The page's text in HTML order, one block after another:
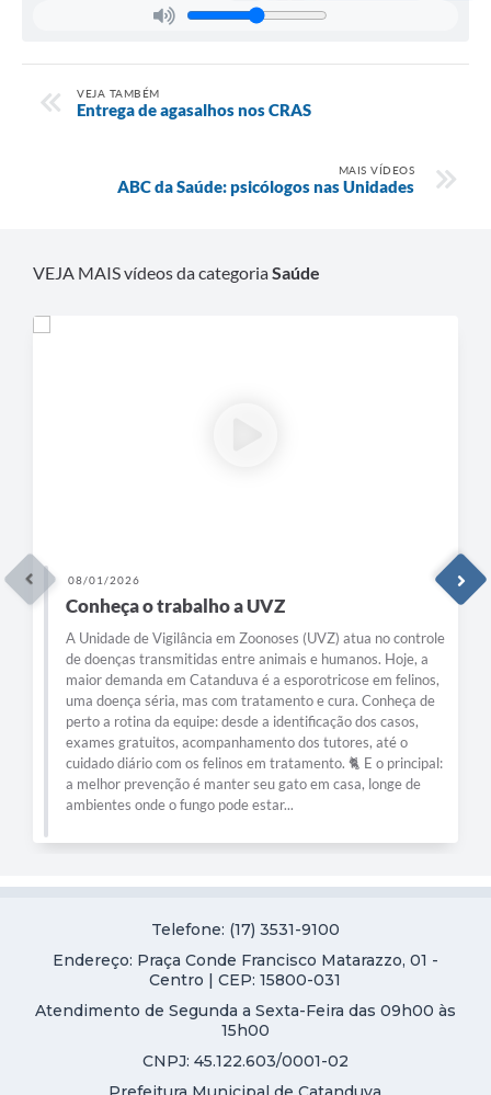
Contato
Editais
VEJA TAMBÉM
Entrega de agasalhos nos CRAS
MAIS VÍDEOS
ABC da Saúde: psicólogos nas Unidades
VEJA MAIS vídeos da categoriaSaúde
08/01/2026
Conheça o trabalho a UVZ
A Unidade de Vigilância em Zoonoses (UVZ) atua no controle
de doenças transmitidas entre animais e humanos. Hoje, a
maior demanda em Catanduva é a esporotricose em felinos,
uma doença séria, mas com tratamento e cura. Conheça de
perto a rotina da equipe: desde a identificação dos casos,
exames gratuitos, acompanhamento dos tutores, até o
cuidado diário com os felinos em tratamento. 🐈 E o principal:
a melhor prevenção é manter seu gato em casa, longe de
ambientes onde o fungo pode estar...
Telefone: (17) 3531-9100
Endereço: Praça Conde Francisco Matarazzo, 01 -
Centro | CEP: 15800-031
Atendimento de Segunda a Sexta-Feira das 09h00 às
15h00
CNPJ: 45.122.603/0001-02